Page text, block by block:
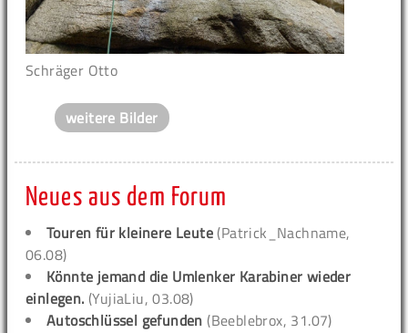
Schräger Otto
weitere Bilder
Neues aus dem Forum
Touren für kleinere Leute (Patrick_Nachname,
06.08)
Könnte jemand die Umlenker Karabiner wieder
einlegen. (YujiaLiu, 03.08)
Autoschlüssel gefunden (Beeblebrox, 31.07)